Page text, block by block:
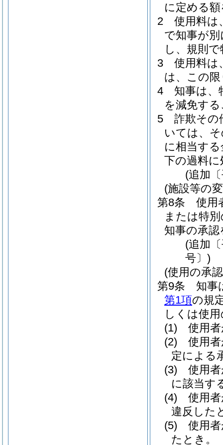
に定める
2
使用料は
で知事が
し、規則
3
使用料は
は、この
4
知事は、
を減免す
5
詐欺その
いては、
に相当す
下の過料
(追加
(施設等の
第8条
使用
または特
知事の承
(追加
号〕)
(使用の承
第9条
知事
第1項の規
しくは使
(1)
使用
(2)
使用
定による
(3)
使用
に該当す
(4)
使用
違反した
(5)
使用
たとき。